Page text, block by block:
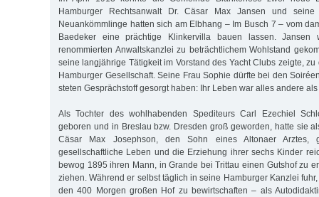
Hamburger Rechtsanwalt Dr. Cäsar Max Jansen und
Neuankömmlinge hatten sich am Elbhang – Im Busch 7 – vom
Baedeker eine prächtige Klinkervilla bauen lassen.
renommierten Anwaltskanzlei zu beträchtlichem Wohlstand
seine langjährige Tätigkeit im Vorstand des Yacht Clubs zeigte,
Hamburger Gesellschaft. Seine Frau Sophie dürfte bei den
steten Gesprächstoff gesorgt haben: Ihr Leben war alles andere
Als Tochter des wohlhabenden Spediteurs Carl Ezechiel
geboren und in Breslau bzw. Dresden groß geworden, hatte sie
Cäsar Max Josephson, den Sohn eines Altonaer Arztes,
gesellschaftliche Leben und die Erziehung ihrer sechs Kinder
bewog 1895 ihren Mann, in Grande bei Trittau einen Gutshof zu
ziehen. Während er selbst täglich in seine Hamburger Kanzlei
den 400 Morgen großen Hof zu bewirtschaften – als